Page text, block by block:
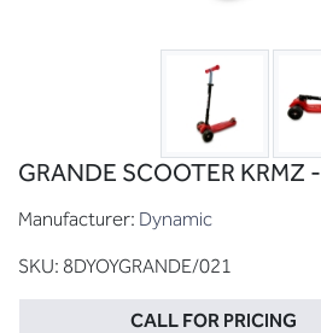
GRANDE SCOOTER KRMZ
Manufacturer: Dynamic
SKU: 8DYOYGRANDE/021
CALL FOR PRICING